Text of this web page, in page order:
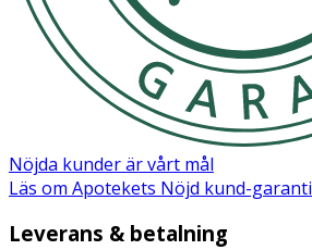
Nöjda kunder är vårt mål
Läs om Apotekets Nöjd kund-garanti
Leverans & betalning